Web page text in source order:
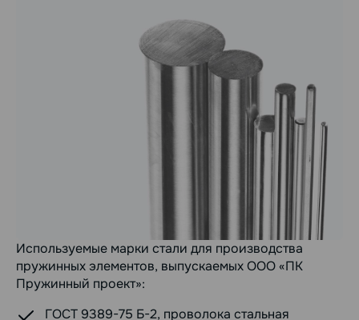
Используемые марки стали для производства
пружинных элементов, выпускаемых ООО «ПК
Пружинный проект»:
ГОСТ 9389-75 Б-2, проволока стальная